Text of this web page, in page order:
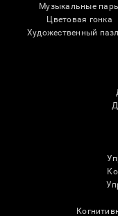
Музыкальные
Цветовая гонка
Художественный